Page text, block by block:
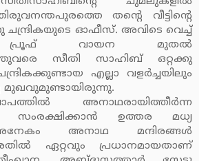
തന്റെ വീട്ടിന്റെ
ഓഫീസ്. അവിടെ വെച്ച്
പ്രൂഫ്‌ വായന മുതല്‍
സീതി സാഹിബ് ഒറ്റക്കു
എല്ലാ വളര്‍ച്ചയിലും
മുഖവുമുണ്ടായിരുന്നു.
അനാഥരായിത്തീര്‍ന്ന
സംരക്ഷിക്കാന്‍ ഉത്തര മധ്യ
അനാഥ മന്ദിരങ്ങള്‍
ഏറ്റവും പ്രധാനമായതാണ്